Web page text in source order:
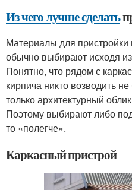
Из чего лучше сделать
Материалы для
обычно выбирают исходя
Понятно, что рядом с
кирпича никто возводить
только архитектурный
Поэтому выбирают либо
то «полегче».
Каркасный пристрой